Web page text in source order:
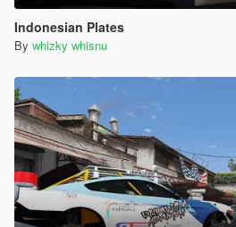
Indonesian Plates
By whizky whisnu